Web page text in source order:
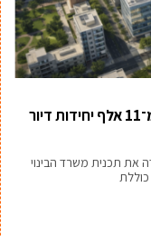
אושרה להפקדה תכנית ענק בדרום: יותר מ־11 אלף יחידות דיור
את תכנית משרד הבינוי
כוללת